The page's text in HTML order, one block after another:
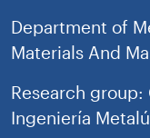
Department of
Materials And
Research
Ingeniería